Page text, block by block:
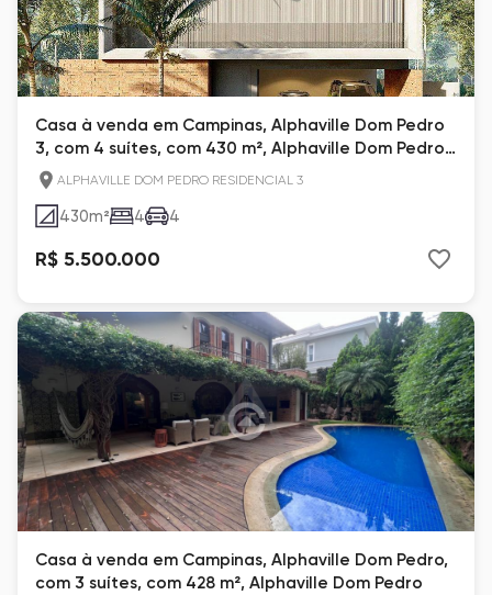
Casa à venda em Campinas, Alphaville Dom Pedro
3, com 4 suítes, com 430 m², Alphaville Dom Pedro
3
ALPHAVILLE DOM PEDRO RESIDENCIAL 3
430m² 4 4
R$ 5.500.000
Casa à venda em Campinas, Alphaville Dom Pedro,
com 3 suítes, com 428 m², Alphaville Dom Pedro